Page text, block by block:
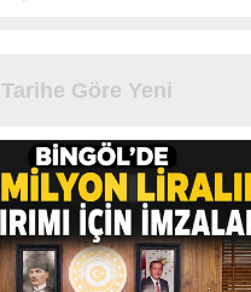
Tarihe Göre Yeni